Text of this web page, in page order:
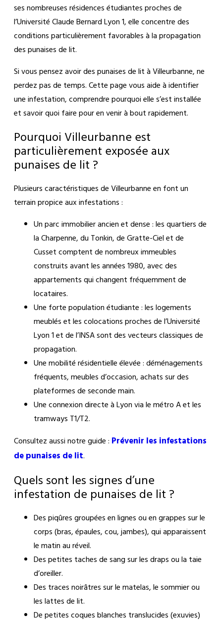
ses nombreuses résidences étudiantes proches de
l’Université Claude Bernard Lyon 1, elle concentre des
conditions particulièrement favorables à la propagation
des punaises de lit.
Si vous pensez avoir des punaises de lit à Villeurbanne, ne
perdez pas de temps. Cette page vous aide à identifier
une infestation, comprendre pourquoi elle s’est installée
et savoir quoi faire pour en venir à bout rapidement.
Pourquoi Villeurbanne est
particulièrement exposée aux
punaises de lit ?
Plusieurs caractéristiques de Villeurbanne en font un
terrain propice aux infestations :
Un parc immobilier ancien et dense : les quartiers de
la Charpenne, du Tonkin, de Gratte-Ciel et de
Cusset comptent de nombreux immeubles
construits avant les années 1980, avec des
appartements qui changent fréquemment de
locataires.
Une forte population étudiante : les logements
meublés et les colocations proches de l’Université
Lyon 1 et de l’INSA sont des vecteurs classiques de
propagation.
Une mobilité résidentielle élevée : déménagements
fréquents, meubles d’occasion, achats sur des
plateformes de seconde main.
Une connexion directe à Lyon via le métro A et les
tramways T1/T2.
Consultez aussi notre guide : Prévenir les infestations
de punaises de lit.
Quels sont les signes d’une
infestation de punaises de lit ?
Des piqûres groupées en lignes ou en grappes sur le
corps (bras, épaules, cou, jambes), qui apparaissent
le matin au réveil.
Des petites taches de sang sur les draps ou la taie
d’oreiller.
Des traces noirâtres sur le matelas, le sommier ou
les lattes de lit.
De petites coques blanches translucides (exuvies)